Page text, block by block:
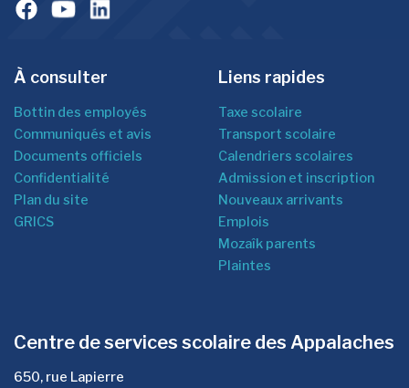
À consulter
Bottin des employés
Communiqués et avis
Documents officiels
Confidentialité
Plan du site
GRICS
Liens rapides
Taxe scolaire
Transport scolaire
Calendriers scolaires
Admission et inscription
Nouveaux arrivants
Emplois
Mozaîk parents
Plaintes
Centre de services scolaire des Appalaches
650, rue Lapierre